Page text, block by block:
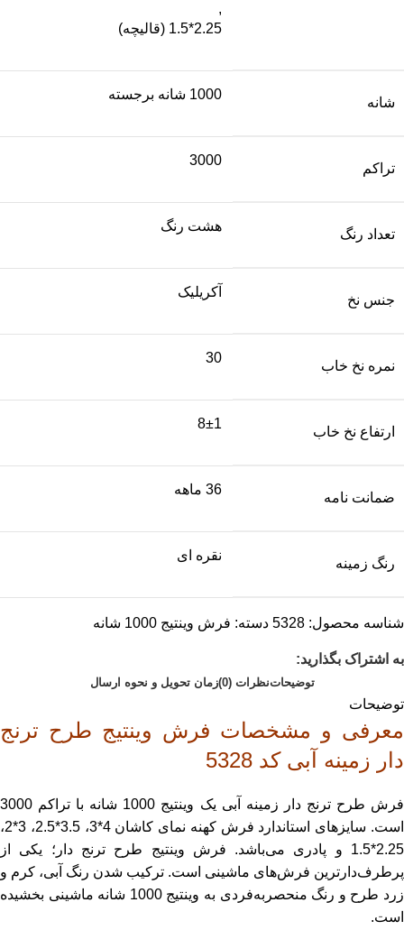
,
2.25*1.5 (قالیچه)
شانه
1000 شانه برجسته
تراکم
3000
تعداد رنگ
هشت رنگ
جنس نخ
آکریلیک
نمره نخ خاب
30
ارتفاع نخ خاب
8±1
ضمانت نامه
36 ماهه
رنگ زمینه
نقره ای
شناسه محصول: 5328 دسته: فرش وینتیج 1000 شانه
به اشتراک بگذارید:
توضیحاتنظرات (0) زمان تحویل و نحوه ارسال
توضیحات
معرفی و مشخصات فرش وینتیج طرح ترنج
دار زمینه آبی کد 5328
فرش طرح ترنج دار زمینه آبی یک وینتیج 1000 شانه با تراکم 3000
است. سایزهای استاندارد فرش کهنه نمای کاشان 4*3، 3.5*2.5، 3*2،
2.25*1.5 و پادری می‌باشد. فرش وینتیج طرح ترنج دار؛ یکی از
پرطرف‌دارترین فرش‌های ماشینی است. ترکیب ‌شدن رنگ آبی، کرم و
زرد طرح و رنگ منحصربه‌فردی به وینتیج 1000 شانه ماشینی بخشیده
است.